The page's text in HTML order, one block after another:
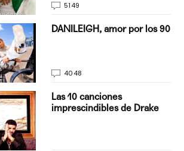
5149
DANILEIGH, amor por los 90
4048
Las 10 canciones
imprescindibles de Drake